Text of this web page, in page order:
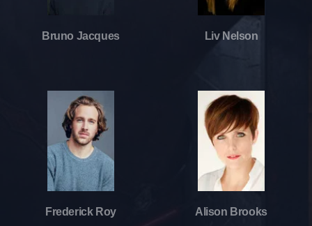
Bruno Jacques Liv Nelson
Frederick Roy Alison Brooks